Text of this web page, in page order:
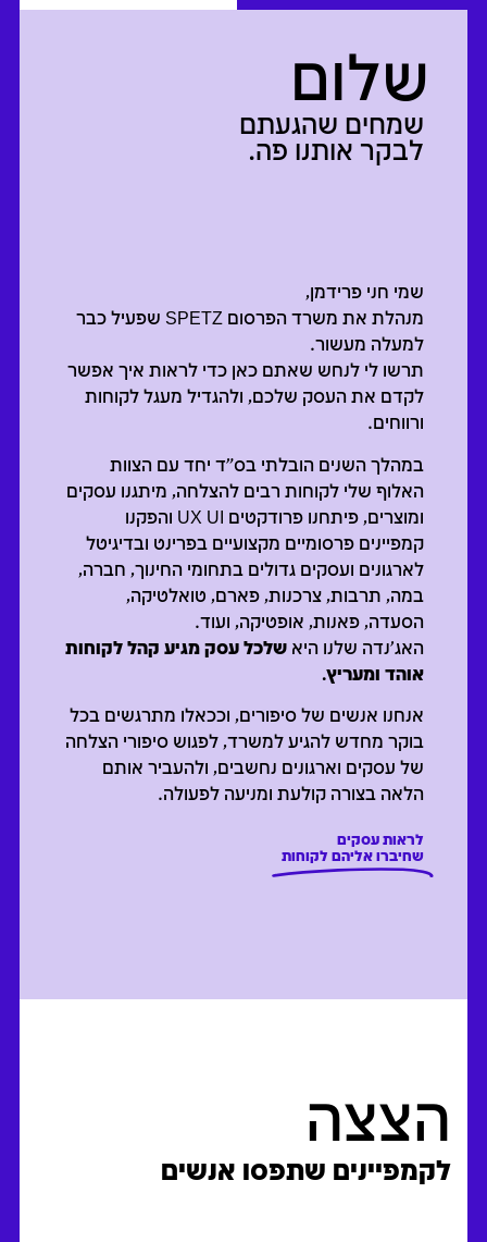
שלום
שמחים שהגעתם
לבקר אותנו פה.
שמי חני פרידמן,
מנהלת את משרד הפרסום SPETZ שפעיל כבר
למעלה מעשור.
תרשו לי לנחש שאתם כאן כדי לראות איך אפשר
לקדם את העסק שלכם, ולהגדיל מעגל לקוחות
ורווחים.
במהלך השנים הובלתי בס"ד יחד עם הצוות
האלוף שלי לקוחות רבים להצלחה, מיתגנו עסקים
ומוצרים, פיתחנו פרודקטים UX UI והפקנו
קמפיינים פרסומיים מקצועיים בפרינט ובדיגיטל
לארגונים ועסקים גדולים בתחומי החינוך, חברה,
במה, תרבות, צרכנות, פארם, טואלטיקה,
הסעדה, פאנות, אופטיקה, ועוד.
האג'נדה שלנו היא שלכל עסק מגיע קהל לקוחות
אוהד ומעריץ.
אנחנו אנשים של סיפורים, וככאלו מתרגשים בכל
בוקר מחדש להגיע למשרד, לפגוש סיפורי הצלחה
של עסקים וארגונים נחשבים, ולהעביר אותם
הלאה בצורה קולעת ומניעה לפעולה.
לראות עסקים
שחיברו אליהם לקוחות
הצצה
לקמפיינים שתפסו אנשים